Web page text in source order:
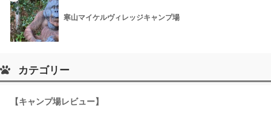
寒山マイケルヴィレッジキャンプ場
カテゴリー
【キャンプ場レビュー】